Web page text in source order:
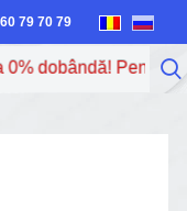
79 70 79
dobândă! Pentru